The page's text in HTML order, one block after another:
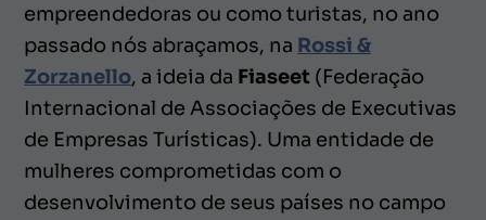
empreendedoras ou como turistas, no ano
passado nós abraçamos, na Rossi &
Zorzanello, a ideia da Fiaseet (Federação
Internacional de Associações de Executivas
de Empresas Turísticas). Uma entidade de
mulheres comprometidas com o
desenvolvimento de seus países no campo